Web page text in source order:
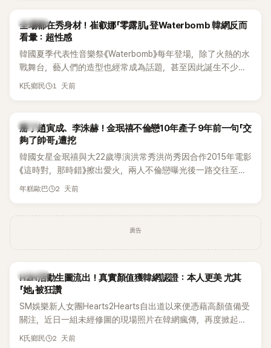
當錯愕。
K-POP
全場都在秀身材！崔叡娜「零露肌」登Waterbomb 韓網反而
看暈：超性感
韓國夏季代表性音樂祭《Waterbomb》每年登場，除了火熱的水
戰舞台，藝人們的造型也經常成為話題，甚至因此誕生不少
「Waterbomb女神」、「Waterbomb男神」。過去包括泫雅、宣
K氏鄉民 1 天前
韓星
掰了趙寅成、李洙赫！金珉禧不倫戀10年產子 9年前一句「交
夠了帥哥」遭挖
韓國女星金珉禧與大22歲導演洪常秀洪尚秀因合作2015年電影
《這時對，那時錯》擦出愛火，兩人不倫戀曝光後一路交往至
今，戀情已持續近10年，並於去年迎來兩人的兒子。金珉禧也
一句台詞卻突然被韓網翻出，意外再度掀起熱議。
年糕歐巴 2 天前
廣告
K-POP
H2H活動生圖流出！真實顏值獲韓網認證：本人更美 尤其
「她」被狂讚
SM娛樂新人女團Hearts2Hearts自出道以來便憑藉高顏值備受
關注，近日一組未經修圖的現場照片在韓網瘋傳，再度掀起熱
烈討論，不少看過本人的網友更直呼：「真人比照片還漂亮！」
K氏鄉民 2 天前